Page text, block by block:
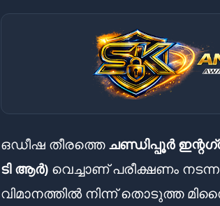
ഒഡീഷ തീരത്തെ ചണ്ഡിപ്പൂർ
ടി ആർ) വെച്ചാണ് പരീക്ഷണം
വിമാനത്തിൽ നിന്ന് തൊടുത്ത